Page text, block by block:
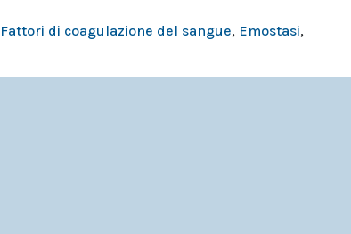
Fattori di coagulazione del sangue, Emostasi,